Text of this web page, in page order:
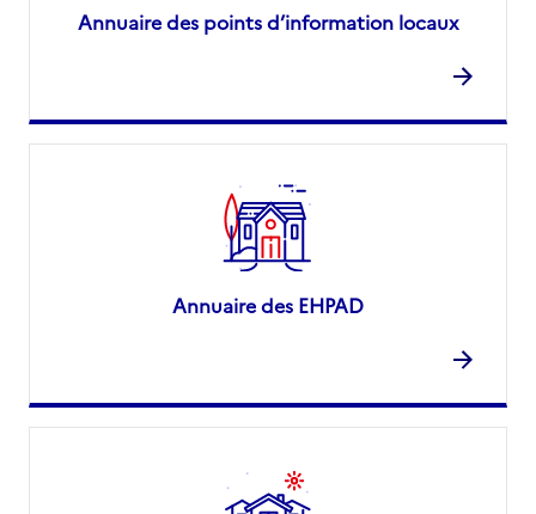
Annuaire des points d’information locaux
Annuaire des EHPAD